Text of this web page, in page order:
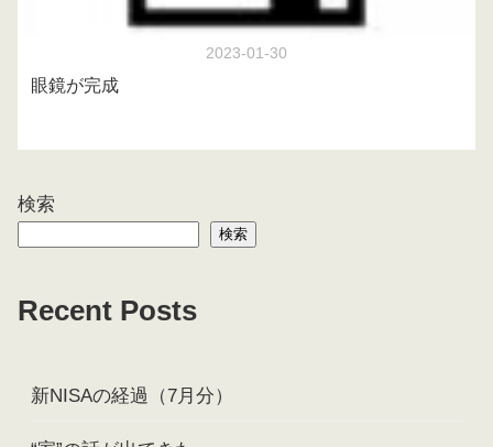
2023-01-30
眼鏡が完成
検索
検索
Recent Posts
新NISAの経過（7月分）